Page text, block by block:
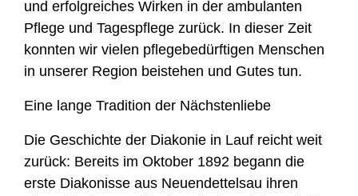
und erfolgreiches Wirken in der ambulanten
Pflege und Tagespflege zurück. In dieser Zeit
konnten wir vielen pflegebedürftigen Menschen
in unserer Region beistehen und Gutes tun.
Eine lange Tradition der Nächstenliebe
Die Geschichte der Diakonie in Lauf reicht weit
zurück: Bereits im Oktober 1892 begann die
erste Diakonisse aus Neuendettelsau ihren